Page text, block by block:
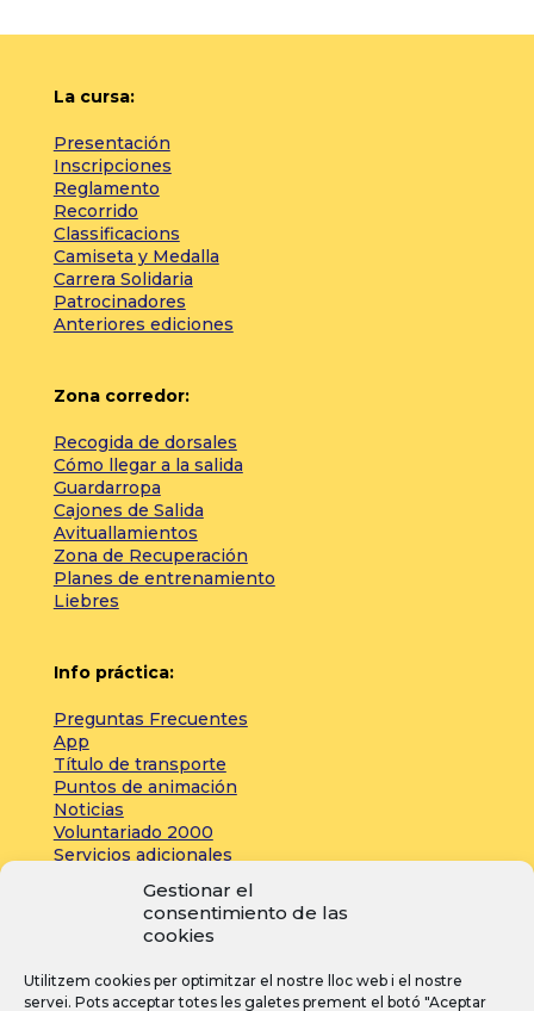
Gestionar el
consentimiento de las
cookies
Utilitzem cookies per optimitzar el nostre lloc web i el nostre
servei. Pots acceptar totes les galetes prement el botó "Aceptar
La cursa:
Presentación
Inscripciones
Reglamento
Recorrido
Classificacions
Camiseta y Medalla
Carrera Solidaria
Patrocinadores
Anteriores ediciones
Zona corredor:
Recogida de dorsales
Cómo llegar a la salida
Guardarropa
Cajones de Salida
Avituallamientos
Zona de Recuperación
Planes de entrenamiento
Liebres
Info práctica:
Preguntas Frecuentes
App
Título de transporte
Puntos de animación
Noticias
Voluntariado 2000
Servicios adicionales
Zona de prensa:
Acreditaciones
Inscripciones